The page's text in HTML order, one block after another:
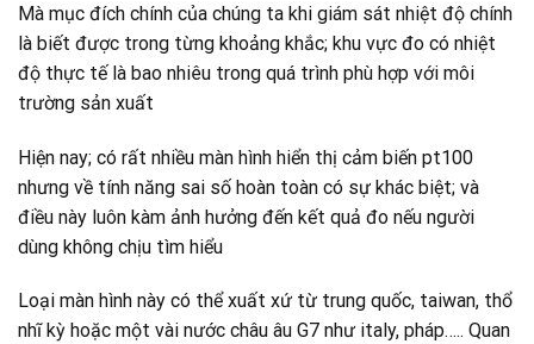
Mà mục đích chính của chúng ta khi giám sát nhiệt độ chính
là biết được trong từng khoảng khắc; khu vực đo có nhiệt
độ thực tế là bao nhiêu trong quá trình phù hợp với môi
trường sản xuất
Hiện nay; có rất nhiều màn hình hiển thị cảm biến pt100
nhưng về tính năng sai số hoàn toàn có sự khác biệt; và
điều này luôn kàm ảnh hưởng đến kết quả đo nếu người
dùng không chịu tìm hiểu
Loại màn hình này có thể xuất xứ từ trung quốc, taiwan, thổ
nhĩ kỳ hoặc một vài nước châu âu G7 như italy, pháp….. Quan